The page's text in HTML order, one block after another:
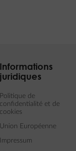
Informations
juridiques
Politique de
confidentialité et de
cookies
Union Européenne
Impressum